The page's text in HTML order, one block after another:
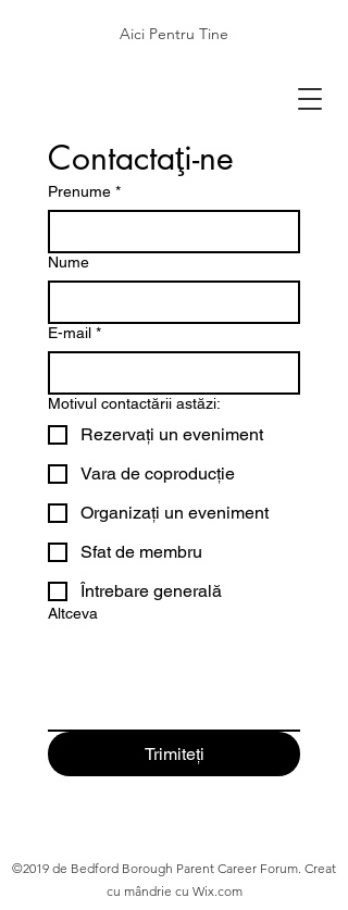
Aici Pentru Tine
Contactaţi-ne
Prenume *
Nume
E-mail *
Motivul contactării astăzi:
Rezervați un eveniment
Vara de coproducție
Organizați un eveniment
Sfat de membru
Întrebare generală
Altceva
Trimiteți
©2019 de Bedford Borough Parent Career Forum. Creat
cu mândrie cu Wix.com